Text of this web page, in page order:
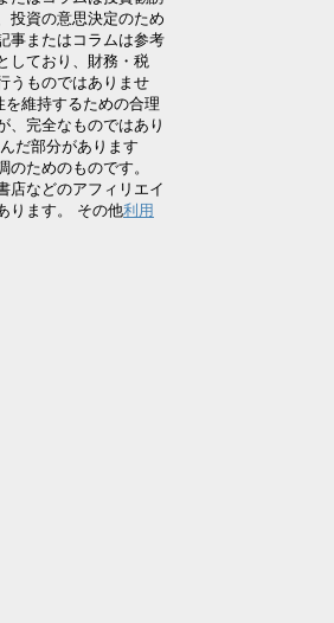
投資の意思決定のため
事またはコラムは参考
しており、財務・税
うものではありませ
維持するための合理
、完全なものではあり
だ部分があります
ためのものです。
店などのアフィリエイ
ります。 その他利用